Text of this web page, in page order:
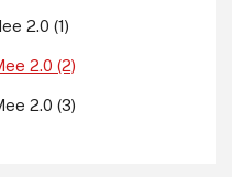
2.0 (1)
2.0 (2)
2.0 (3)